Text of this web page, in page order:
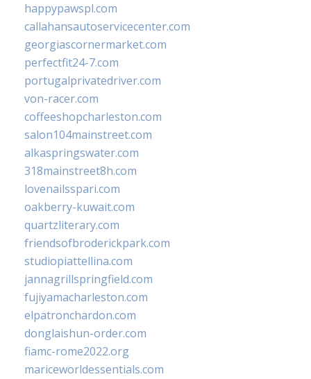
happypawspl.com
callahansautoservicecenter.com
georgiascornermarket.com
perfectfit24-7.com
portugalprivatedriver.com
von-racer.com
coffeeshopcharleston.com
salon104mainstreet.com
alkaspringswater.com
318mainstreet8h.com
lovenailsspari.com
oakberry-kuwait.com
quartzliterary.com
friendsofbroderickpark.com
studiopiattellina.com
jannagrillspringfield.com
fujiyamacharleston.com
elpatronchardon.com
donglaishun-order.com
fiamc-rome2022.org
mariceworldessentials.com